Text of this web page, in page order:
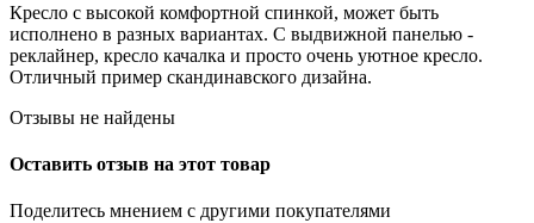
Кресло с высокой комфортной спинкой, может быть
исполнено в разных вариантах. С выдвижной панелью -
реклайнер, кресло качалка и просто очень уютное кресло.
Отличный пример скандинавского дизайна.
Отзывы не найдены
Оставить отзыв на этот товар
Поделитесь мнением с другими покупателями